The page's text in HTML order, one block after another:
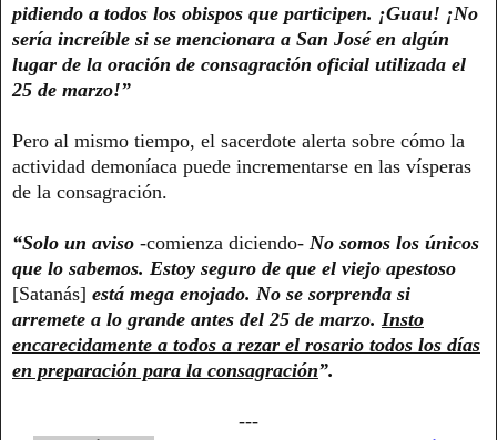
pidiendo a todos los obispos que participen. ¡Guau! ¡No
sería increíble si se mencionara a San José en algún
lugar de la oración de consagración oficial utilizada el
25 de marzo!”
Pero al mismo tiempo, el sacerdote alerta sobre cómo la
actividad demoníaca puede incrementarse en las vísperas
de la consagración.
“Solo un aviso -comienza diciendo- No somos los únicos
que lo sabemos. Estoy seguro de que el viejo apestoso
[Satanás] está mega enojado. No se sorprenda si
arremete a lo grande antes del 25 de marzo. Insto
encarecidamente a todos a rezar el rosario todos los días
en preparación para la consagración”.
---